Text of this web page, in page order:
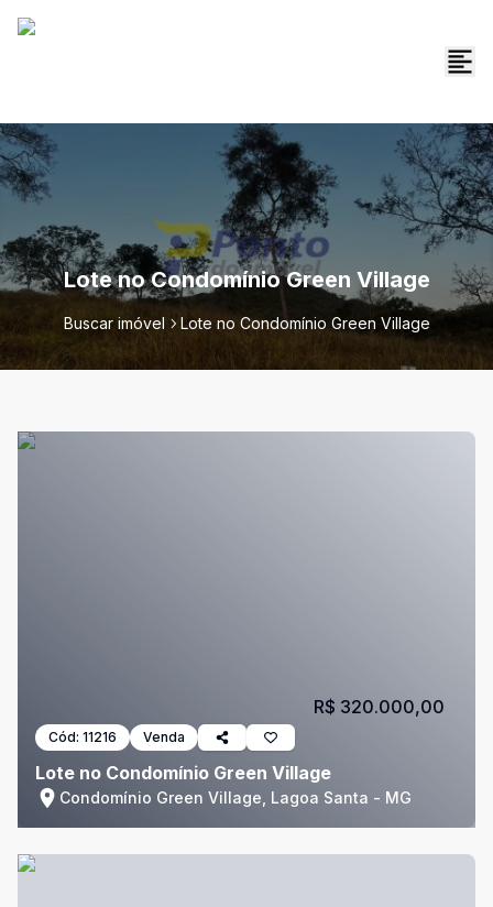
Lote no Condomínio Green Village
Buscar imóvel Lote no Condomínio Green Village
Cód: 11216 Venda
Lote no Condomínio Green Village
Condomínio Green Village, Lagoa Santa - MG
R$ 320.000,00